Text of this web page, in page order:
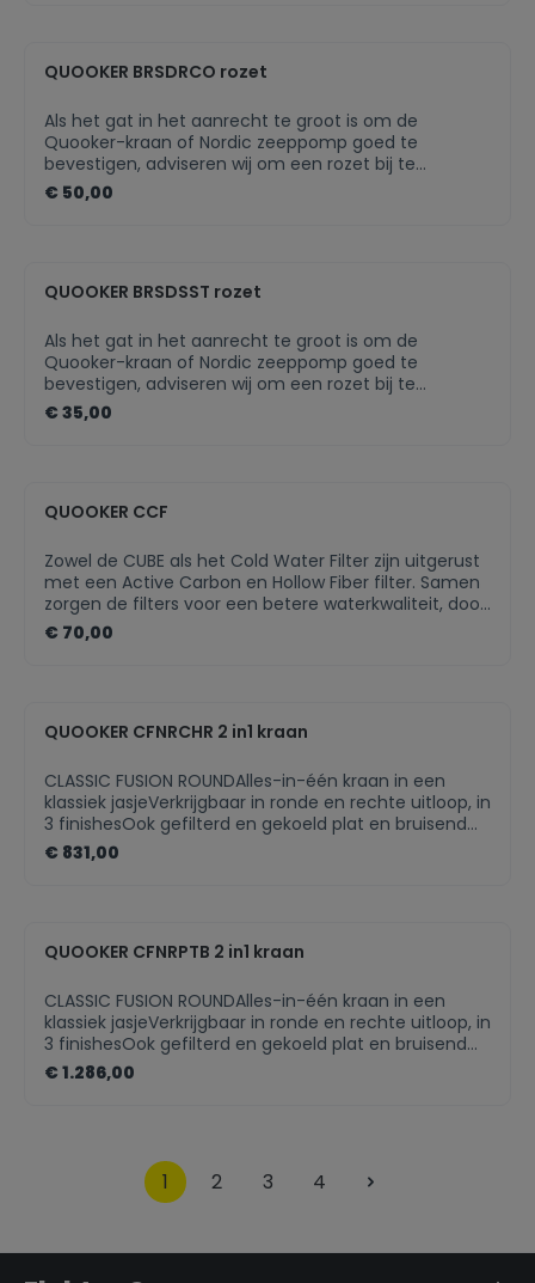
beschikbaarNette afwerking van jouw Quooker-
QUOOKER BRSDRCO rozet
Als het gat in het aanrecht te groot is om de
Quooker-kraan of Nordic zeeppomp goed te
bevestigen, adviseren wij om een rozet bij te
bestellen. Als het keukenblad van te dun materiaal is
gemaakt, zal een rozet voor extra draagvlak zorgen.
€ 50,00
QUOOKER BRSDSST rozet
Als het gat in het aanrecht te groot is om de
Quooker-kraan of Nordic zeeppomp goed te
bevestigen, adviseren wij om een rozet bij te
bestellen. Als het keukenblad van te dun materiaal is
gemaakt, zal een rozet voor extra draagvlak zorgen.
beschikbaarNette afwerking van jouw Quooker-
€ 35,00
QUOOKER CCF
Zowel de CUBE als het Cold Water Filter zijn uitgerust
met een Active Carbon en Hollow Fiber filter. Samen
zorgen de filters voor een betere waterkwaliteit, door
bacteriën, chloor, chemicaliën en pesticiden uit te
filteren. Om hygiënische redenen moeten de filters
geluidssignaal om aan te geven dat het filter moet
€ 70,00
QUOOKER CFNRCHR 2 in1 kraan
CLASSIC FUSION ROUNDAlles-in-één kraan in een
klassiek jasjeVerkrijgbaar in ronde en rechte uitloop, in
3 finishesOok gefilterd en gekoeld plat en bruisend
water met een CUBE
€ 831,00
QUOOKER CFNRPTB 2 in1 kraan
CLASSIC FUSION ROUNDAlles-in-één kraan in een
klassiek jasjeVerkrijgbaar in ronde en rechte uitloop, in
3 finishesOok gefilterd en gekoeld plat en bruisend
water met een CUBE
€ 1.286,00
1 2 3 4